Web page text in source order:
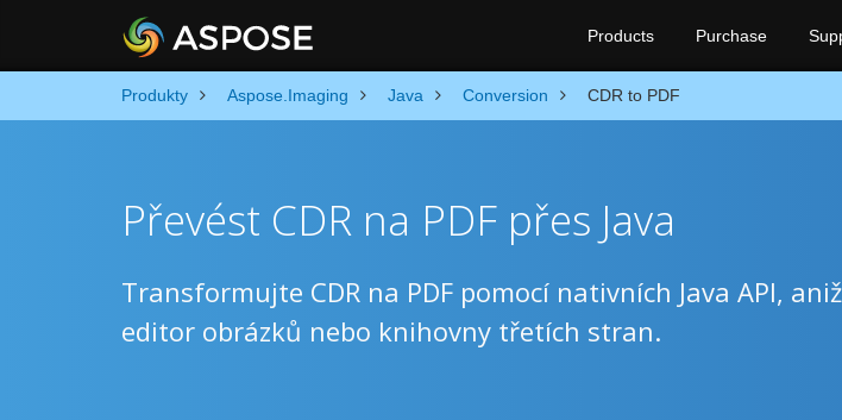
Products Purchase
Produkty Aspose.Imaging Java Conversion CDR to PDF
Převést CDR na PDF přes Java
Transformujte CDR na PDF pomocí nativních Java API,
editor obrázků nebo knihovny třetích stran.